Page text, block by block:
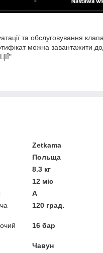
та обслуговування
можна завантажити
Zetkama
Польща
8.3 кг
12 міс
А
120 град.
16 бар
Чавун